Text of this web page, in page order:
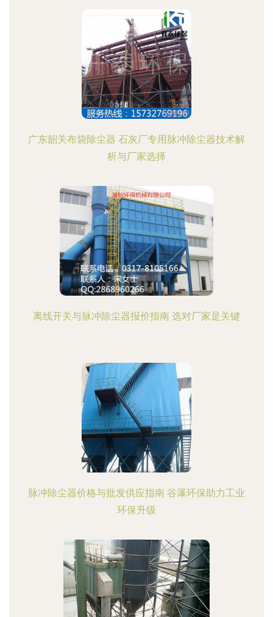
广东韶关布袋除尘器 石灰厂专用脉冲除尘器技术解
析与厂家选择
离线开关与脉冲除尘器报价指南 选对厂家是关键
脉冲除尘器价格与批发供应指南 谷瀑环保助力工业
环保升级